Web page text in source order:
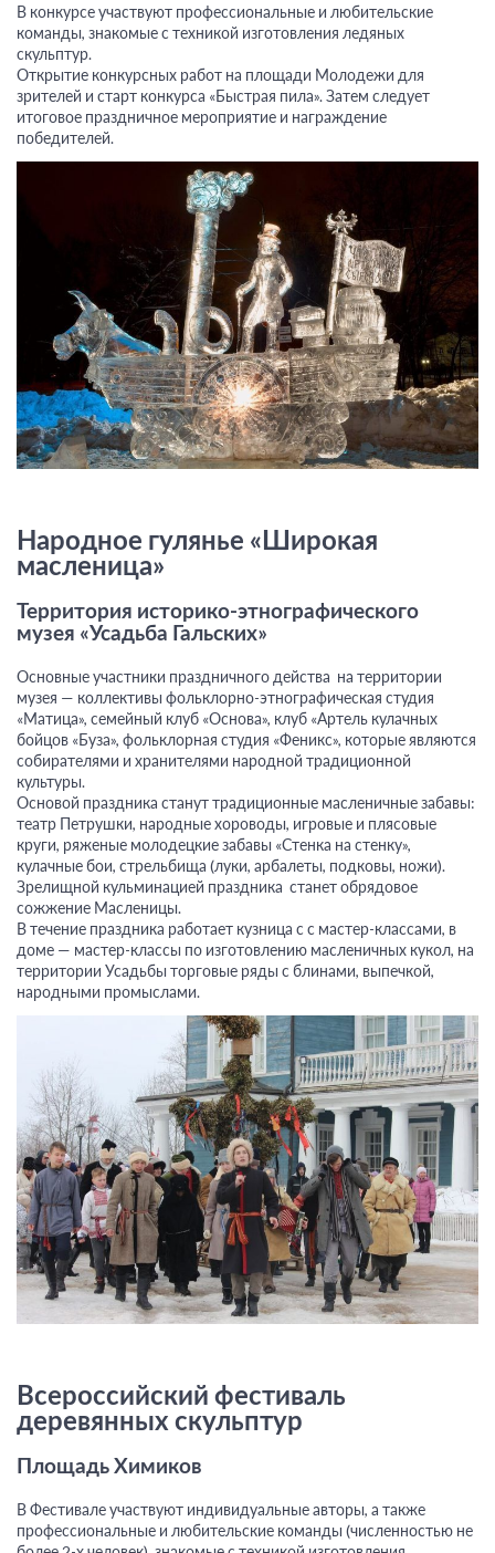
В конкурсе участвуют профессиональные и любительские
команды, знакомые с техникой изготовления ледяных
скульптур.
Открытие конкурсных работ на площади Молодежи для
зрителей и старт конкурса «Быстрая пила». Затем следует
итоговое праздничное мероприятие и награждение
победителей.
Народное гулянье «Широкая
масленица»
Территория историко-этнографического
музея «Усадьба Гальских»
Основные участники праздничного действа на территории
музея — коллективы фольклорно-этнографическая студия
«Матица», семейный клуб «Основа», клуб «Артель кулачных
бойцов «Буза», фольклорная студия «Феникс», которые являются
собирателями и хранителями народной традиционной
культуры.
Основой праздника станут традиционные масленичные забавы:
театр Петрушки, народные хороводы, игровые и плясовые
круги, ряженые молодецкие забавы «Стенка на стенку»,
кулачные бои, стрельбища (луки, арбалеты, подковы, ножи).
Зрелищной кульминацией праздника станет обрядовое
сожжение Масленицы.
В течение праздника работает кузница с с мастер-классами, в
доме — мастер-классы по изготовлению масленичных кукол, на
территории Усадьбы торговые ряды с блинами, выпечкой,
народными промыслами.
Всероссийский фестиваль
деревянных скульптур
Площадь Химиков
В Фестивале участвуют индивидуальные авторы, а также
профессиональные и любительские команды (численностью не